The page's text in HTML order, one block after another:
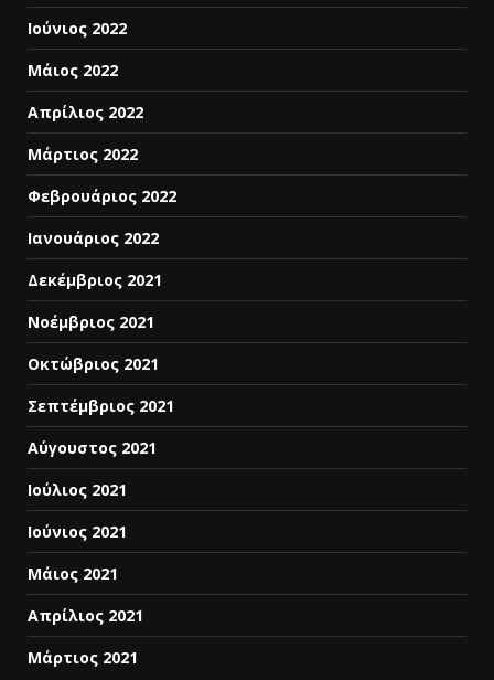
Ιούνιος 2022
Μάιος 2022
Απρίλιος 2022
Μάρτιος 2022
Φεβρουάριος 2022
Ιανουάριος 2022
Δεκέμβριος 2021
Νοέμβριος 2021
Οκτώβριος 2021
Σεπτέμβριος 2021
Αύγουστος 2021
Ιούλιος 2021
Ιούνιος 2021
Μάιος 2021
Απρίλιος 2021
Μάρτιος 2021